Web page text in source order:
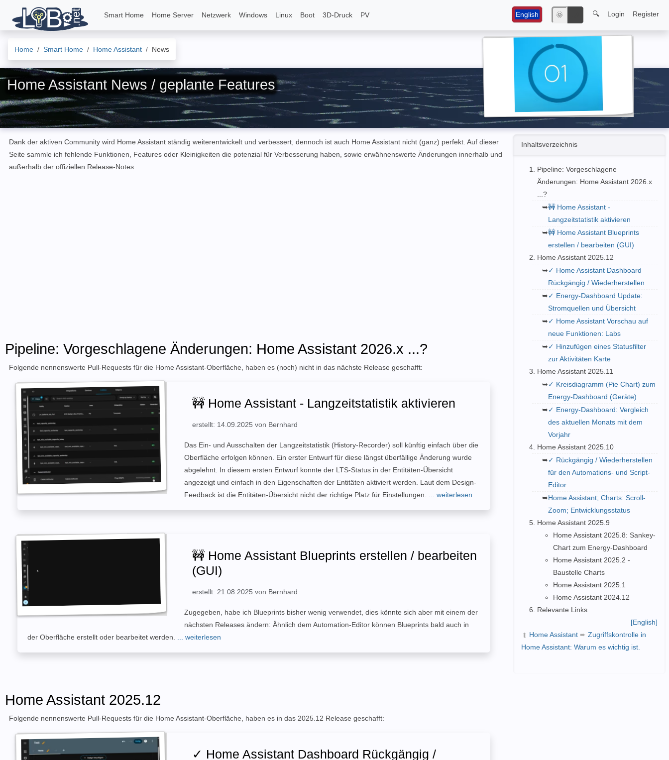
Smart Home Home Server Netzwerk Windows Linux Boot 3D-Druck PV English 🌞 🔍 Login Register
Home Smart Home Home Assistant News
Home Assistant News / geplante Features
Inhaltsverzeichnis
Pipeline: Vorgeschlagene
Änderungen: Home Assistant 2026.x
...?
🚧 Home Assistant -
Langzeitstatistik aktivieren
🚧 Home Assistant Blueprints
erstellen / bearbeiten (GUI)
Home Assistant 2025.12
✓ Home Assistant Dashboard
Rückgängig / Wiederherstellen
✓ Energy-Dashboard Update:
Stromquellen und Übersicht
✓ Home Assistant Vorschau auf
neue Funktionen: Labs
✓ Hinzufügen eines Statusfilter
zur Aktivitäten Karte
Home Assistant 2025.11
✓ Kreisdiagramm (Pie Chart) zum
Energy-Dashboard (Geräte)
✓ Energy-Dashboard: Vergleich
des aktuellen Monats mit dem
Vorjahr
Home Assistant 2025.10
✓ Rückgängig / Wiederherstellen
für den Automations- und Script-
Editor
Home Assistant; Charts: Scroll-
Zoom; Entwicklungsstatus
Home Assistant 2025.9
Home Assistant 2025.8: Sankey-
Chart zum Energy-Dashboard
Home Assistant 2025.2 -
Baustelle Charts
Home Assistant 2025.1
Home Assistant 2024.12
Relevante Links
[English]
➦ Home Assistant ➨ Zugriffskontrolle in
Home Assistant: Warum es wichtig ist.
Dank der aktiven Community wird Home Assistant ständig weiterentwickelt und verbessert, dennoch ist auch Home Assistant nicht (ganz) perfekt. Auf dieser
Seite sammle ich fehlende Funktionen, Features oder Kleinigkeiten die potenzial für Verbesserung haben, sowie erwähnenswerte Änderungen innerhalb und
außerhalb der offiziellen Release-Notes
Pipeline: Vorgeschlagene Änderungen: Home Assistant 2026.x ...?
Folgende nennenswerte Pull-Requests für die Home Assistant-Oberfläche, haben es (noch) nicht in das nächste Release geschafft:
🚧 Home Assistant - Langzeitstatistik aktivieren
erstellt: 14.09.2025 von Bernhard
Das Ein- und Ausschalten der Langzeitstatistik (History-Recorder) soll künftig einfach über die
Oberfläche erfolgen können. Ein erster Entwurf für diese längst überfällige Änderung wurde
abgelehnt. In diesem ersten Entwurf konnte der LTS-Status in der Entitäten-Übersicht
angezeigt und einfach in den Eigenschaften der Entitäten aktiviert werden. Laut dem Design-
Feedback ist die Entitäten-Übersicht nicht der richtige Platz für Einstellungen.
... weiterlesen
🚧 Home Assistant Blueprints erstellen / bearbeiten
(GUI)
erstellt: 21.08.2025 von Bernhard
Zugegeben, habe ich Blueprints bisher wenig verwendet, dies könnte sich aber mit einem der
nächsten Releases ändern: Ähnlich dem Automation-Editor können Blueprints bald auch in
der Oberfläche erstellt oder bearbeitet werden.
... weiterlesen
Home Assistant 2025.12
Folgende nennenswerte Pull-Requests für die Home Assistant-Oberfläche, haben es in das 2025.12 Release geschafft:
✓ Home Assistant Dashboard Rückgängig /